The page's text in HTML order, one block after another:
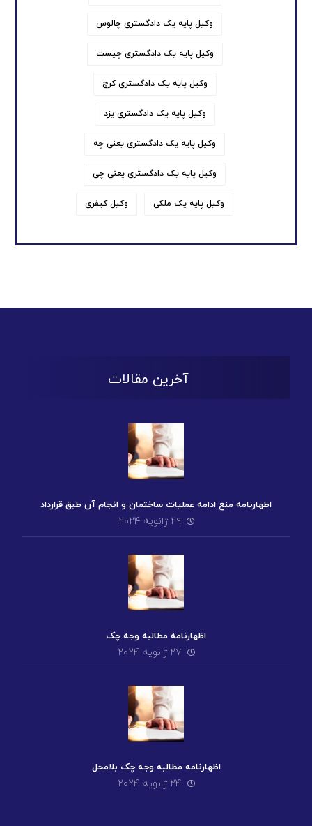
وکیل پایه یک دادگستری چالوس
وکیل پایه یک دادگستری چیست
وکیل پایه یک دادگستری کرج
وکیل پایه یک دادگستری یزد
وکیل پایه یک دادگستری یعنی چه
وکیل پایه یک دادگستری یعنی چی
وکیل پایه یک ملکی وکیل کیفری
آخرین مقالات
اظهارنامه منع ادامه عملیات ساختمان و انجام آن طبق قرارداد
۲۹ ژانویه ۲۰۲۴
اظهارنامه مطالبه وجه چک
۲۷ ژانویه ۲۰۲۴
اظهارنامه مطالبه وجه چک بلامحل
۲۴ ژانویه ۲۰۲۴